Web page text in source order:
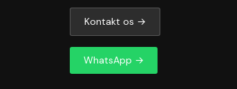
Kontakt os →
WhatsApp →